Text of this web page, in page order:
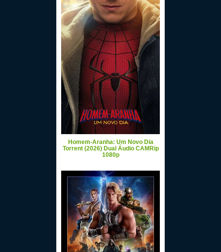
Homem-Aranha: Um Novo Dia
Torrent (2026) Dual Áudio CAMRip
1080p